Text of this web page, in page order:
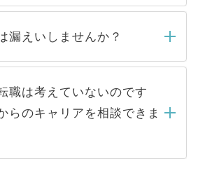
避けるため 人気のある医療機
しまうと、応募が殺到する場
が求める条件に合った人材の
会社に依頼するケースが増え
強要することは一切ありませ
に応募先から内定をいただい
必要はありません。内定先へ
はキャリアパートナーが行い
漏えいしませんか？
えいすることはありませんの
ださい。当サイトからの登録
たご登録者様の個人情報は、
リアアップおよび転職活動の
使用いたします。お預かりし
の個人データはご本人の許可
職は考えていないのです
らのキャリアを相談できま